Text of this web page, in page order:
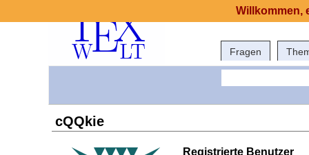
Fragen
cQQkie
Registrierte Benutzer
Willkommen,